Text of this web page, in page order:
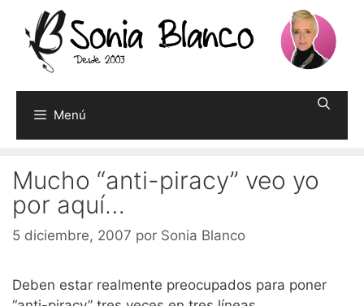
contenido
Menú
Mucho “anti-piracy” veo yo
por aquí…
5 diciembre, 2007 por Sonia Blanco
Deben estar realmente preocupados para poner